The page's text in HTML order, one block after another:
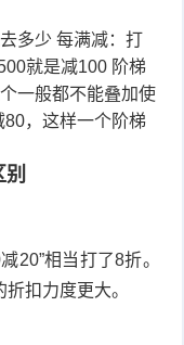
多少 每满减：打
就是减100 阶梯
一般都不能叠加使
，这样一个阶梯
20”相当打了8折。
扣力度更大。